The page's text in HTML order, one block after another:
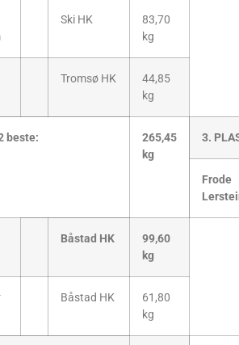
Ski HK
83,70
kg
Tromsø HK
44,85
kg
beste:
265,45
kg
3.
Frode
Båstad HK
99,60
kg
Båstad HK
61,80
kg